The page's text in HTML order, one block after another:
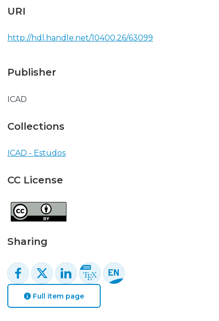
URI
http://hdl.handle.net/10400.26/63099
Publisher
ICAD
Collections
ICAD - Estudos
CC License
Sharing
Full item page